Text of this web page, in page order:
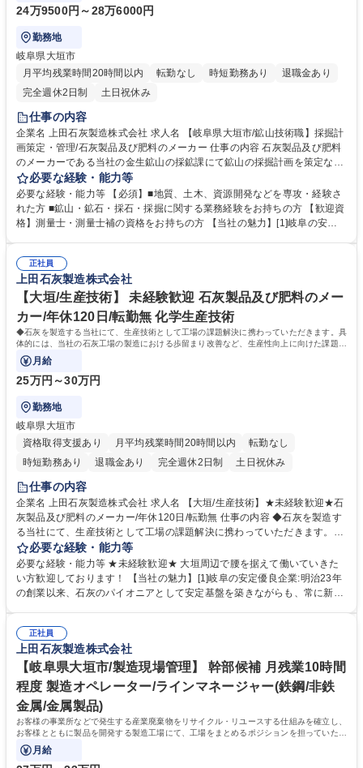
24万9500円～28万6000円
勤務地
岐阜県大垣市
月平均残業時間20時間以内
転勤なし 時短勤務あり
退職金あり
完全週休2日制
土日祝休み
仕事の内容
企業名 上田石灰製造株式会社 求人名 【岐阜県大垣市/鉱山技術職】採掘計
画策定・管理/石灰製品及び肥料のメーカー 仕事の内容 石灰製品及び肥料
のメーカーである当社の金生鉱山の採鉱課にて鉱山の採掘計画を策定など
の業務を担当していただきます。 【具体的には】 ■採掘計画の策定 ■鉱山
の生産の指示および進捗管理（施工管理） （外部の採掘協力会社へ採掘の
指示・進捗管理） ■鉱山の保安パトロール・公害防止管理 ■石灰石の原価
管理・品質管理・原石の在庫管理 ■鉱区の調査など 募集職種 【岐阜県大
必要な経験・能力等
必要な経験・能力等 【必須】■地質、土木、資源開発などを専攻・経験さ
れた方 ■鉱山・鉱石・採石・採掘に関する業務経験をお持ちの方 【歓迎資
格】測量士・測量士補の資格をお持ちの方 【当社の魅力】[1]岐阜の安定
務時間が少なく、休日もしっかりとれるので家族との時間を大切にしてい
ただくことができます。【年間休日に関して】年間休日120日ですが、有
給休暇を入社月に応じて2～10日付与いたします。 学歴・資格 学歴：大学
院 大学 高専 短大 専修学校 高校 語学力： 資格：第一種運転免許普通自動
車 測量士 測量士補
正社員
上田石灰製造株式会社
【大垣/生産技術】 未経験歓迎 石灰製品及び肥料のメー
カー/年休120日/転勤無 化学生産技術
◆石灰を製造する当社にて、生産技術として工場の課題解決に携わっていただきます。具
体的には、当社の石灰工場の製造における歩留まり改善など、生産性向上に向けた課題解
決をお任せいたします。
月給
25万円～30万円
勤務地
岐阜県大垣市
資格取得支援あり
月平均残業時間20時間以内
転勤なし
時短勤務あり
退職金あり 完全週休2日制 土日祝休み
仕事の内容
企業名 上田石灰製造株式会社 求人名 【大垣/生産技術】★未経験歓迎★石
灰製品及び肥料のメーカー/年休120日/転勤無 仕事の内容 ◆石灰を製造す
る当社にて、生産技術として工場の課題解決に携わっていただきます。具
体的には、当社の石灰工場の製造における歩留まり改善など、生産性向上
に向けた課題解決をお任せいたします。 ■中途入社者も多く、未経験から
業務を覚えておりますのでご安心ください。【入社後】品質管理・保全・
生産管理など様々な部署と連携して仕事を進めるため、まずは約1年程
ワークが少ないので基本的には定時で退社が可能です。家族との時間も大
切にしていただくことができます。 募集職種 【大垣/生産技術】★未経験
歓迎★石灰製品及び肥料のメーカー/年休120日/転勤無
必要な経験・能力等
必要な経験・能力等 ★未経験歓迎★ 大垣周辺で腰を据えて働いていきた
い方歓迎しております！ 【当社の魅力】[1]岐阜の安定優良企業:明治23年
の創業以来、石灰のパイオニアとして安定基盤を築きながらも、常に新し
す。【年間休日に関して】年間休日120日ですが、有給休暇を入社月に応
じて2～10日付与いたします。 学歴・資格 学歴：大学院 大学 高専 短大
専修学校 高校 語学力： 資格：
正社員
上田石灰製造株式会社
【岐阜県大垣市/製造現場管理】 幹部候補 月残業10時間
程度 製造オペレーター/ラインマネージャー(鉄鋼/非鉄
金属/金属製品)
お客様の事業所などで発生する産業廃棄物をリサイクル・リユースする仕組みを確立し、
お客様とともに製品を開発する製造工場にて、工場をまとめるポジションを担っていただ
きます。
月給